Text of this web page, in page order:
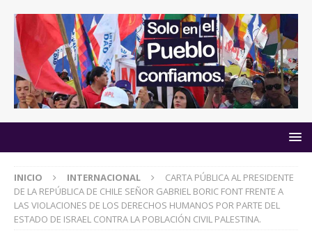
INICIO INTERNACIONAL
CARTA PÚBLICA AL PRESIDENTE
DE LA REPÚBLICA DE CHILE SEÑOR GABRIEL BORIC FONT FRENTE A
LAS VIOLACIONES DE LOS DERECHOS HUMANOS POR PARTE DEL
ESTADO DE ISRAEL CONTRA LA POBLACIÓN CIVIL PALESTINA.